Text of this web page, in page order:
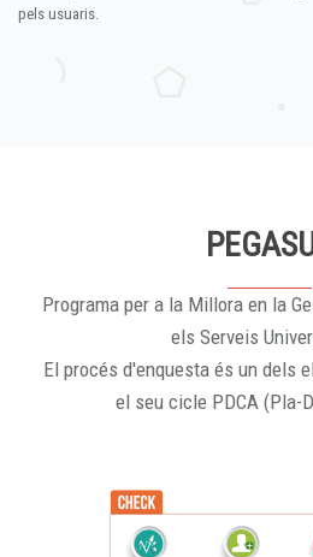
pels usuaris.
Programa per a la Millora en la
els Serveis
El procés d'enquesta és un dels
el seu cicle PDCA (Pla-